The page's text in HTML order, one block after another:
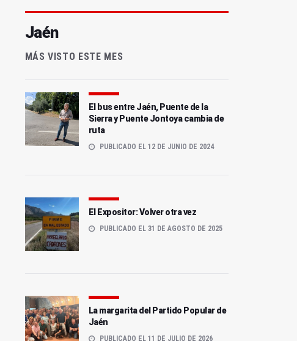
Jaén
MÁS VISTO ESTE MES
El bus entre Jaén, Puente de la
Sierra y Puente Jontoya cambia de
ruta
PUBLICADO EL 12 DE JUNIO DE 2024
El Expositor: Volver otra vez
PUBLICADO EL 31 DE AGOSTO DE 2025
La margarita del Partido Popular de
Jaén
PUBLICADO EL 11 DE JULIO DE 2026